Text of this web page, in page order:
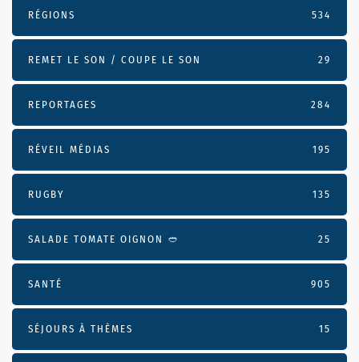
RÉGIONS 534
REMET LE SON / COUPE LE SON 29
REPORTAGES 284
RÉVEIL MÉDIAS 195
RUGBY 135
SALADE TOMATE OIGNON 🥙 25
SANTÉ 905
SÉJOURS À THÈMES 15